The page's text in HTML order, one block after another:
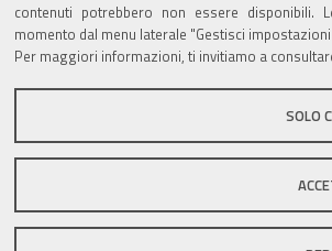
contenuti potrebbero non essere disponibili.
momento dal menu laterale "Gestisci
Per maggiori informazioni, ti invitiamo a
SOLO